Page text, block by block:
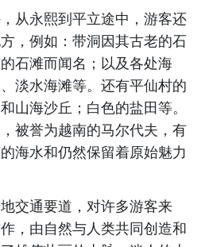
从永熙到平立途中，游客还
，例如：带洞因其古老的石
石滩而闻名；以及各处海
淡水海滩等。还有平仙村的
山海沙丘；白色的盐田等。
被誉为越南的马尔代夫，有
海水和仍然保留着原始魅力
交通要道，对许多游客来
，由自然与人类共同创造和